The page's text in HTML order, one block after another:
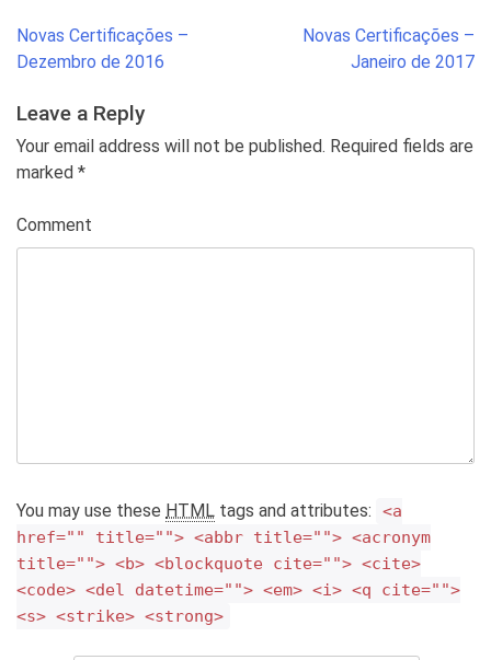
Post
navigation
Novas Certificações –
Dezembro de 2016
Novas Certificações –
Janeiro de 2017
Leave a Reply
Your email address will not be published. Required fields are
marked *
Comment
You may use these HTML tags and attributes:
<a
href="" title=""> <abbr title=""> <acronym
title=""> <b> <blockquote cite=""> <cite>
<code> <del datetime=""> <em> <i> <q cite="">
<s> <strike> <strong>